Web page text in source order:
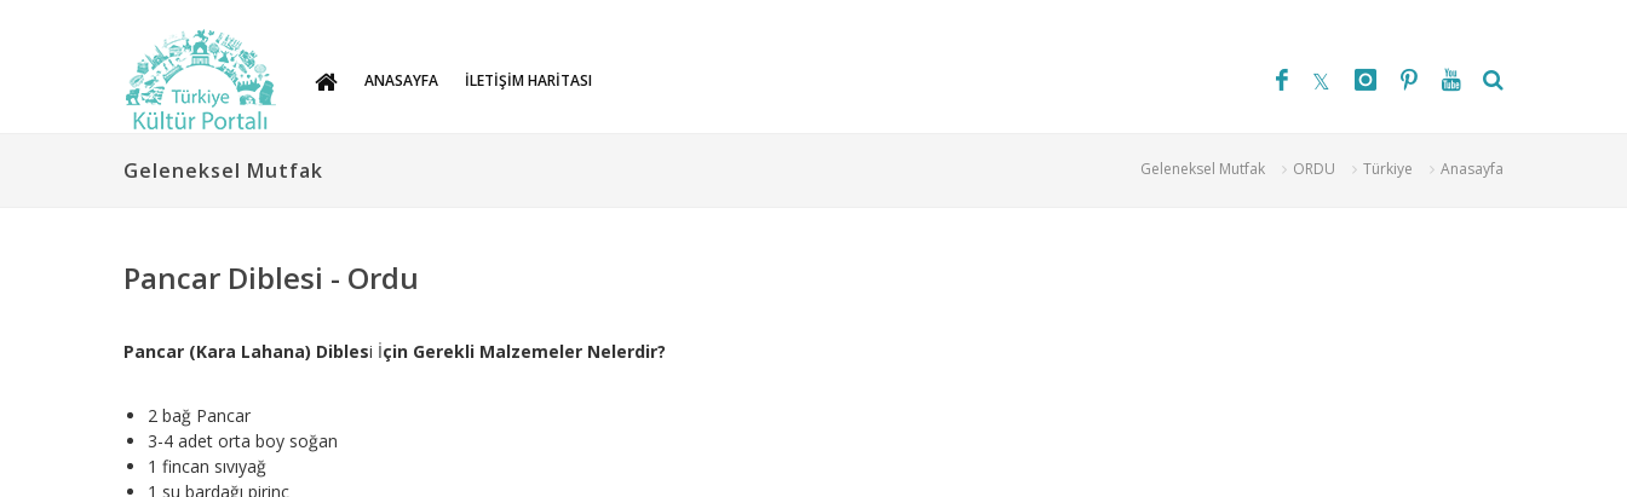
ANASAYFA İLETİŞİM HARİTASI
Geleneksel Mutfak ORDU Türkiye Anasayfa
Geleneksel Mutfak
Pancar Diblesi - Ordu
Pancar (Kara Lahana) Diblesi İçin Gerekli Malzemeler Nelerdir?
2 bağ Pancar
3-4 adet orta boy soğan
1 fincan sıvıyağ
1 su bardağı pirinç